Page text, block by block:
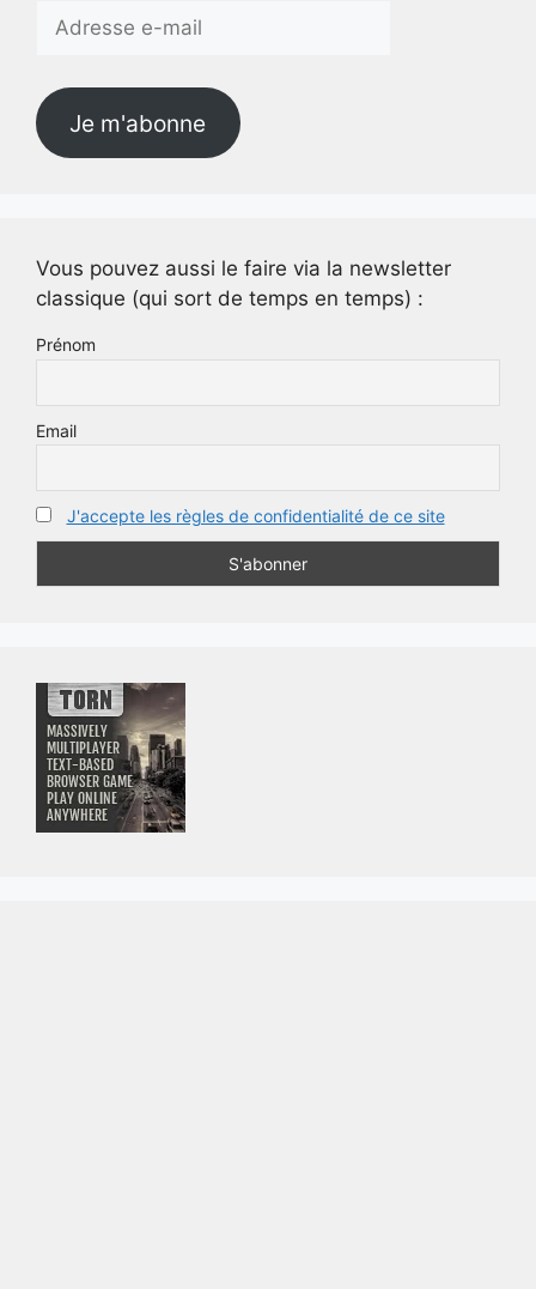
Adresse
Je m'abonne
Vous pouvez aussi le faire via la newsletter
classique (qui sort de temps en temps) :
Prénom
Email
J'accepte les règles de confidentialité de ce site